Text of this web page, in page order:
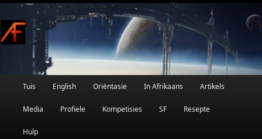
Skip
to
primary
content
Afrikaanse Wetenskapfiksie en Fantasie
Main
Tuis English Oriëntasie In Afrikaans Artikels
Media Profiele Kompetisies SF Resepte
Hulp